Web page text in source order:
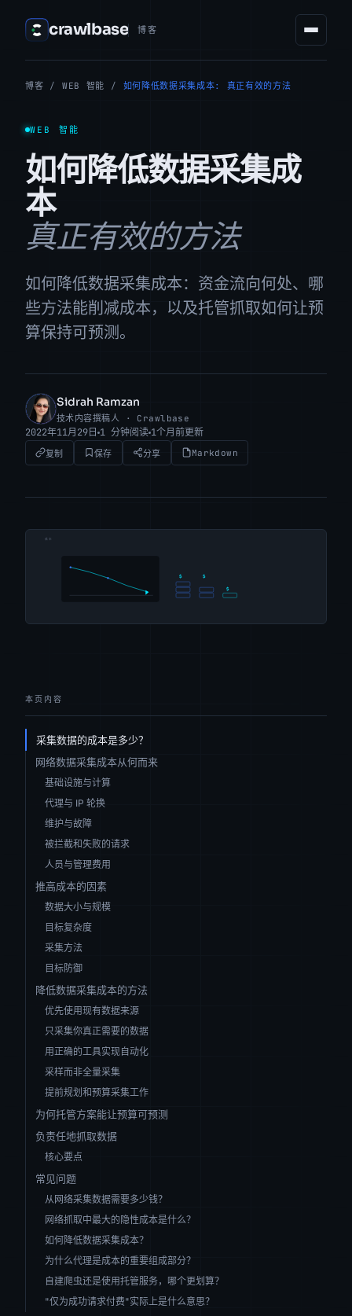
crawlbase 博客
博客 / WEB 智能 / 如何降低数据采集成本: 真正有效的方法
WEB 智能
如何降低数据采集成
本
真正有效的方法
如何降低数据采集成本：资金流向何处、哪
些方法能削减成本，以及托管抓取如何让预
算保持可预测。
SR
Sidrah Ramzan
技术内容撰稿人 · Crawlbase
2022年11月29日 1 分钟阅读 1个月前更新
复制 保存 分享 Markdown
本页内容
采集数据的成本是多少？
网络数据采集成本从何而来
基础设施与计算
代理与 IP 轮换
维护与故障
被拦截和失败的请求
人员与管理费用
推高成本的因素
数据大小与规模
目标复杂度
采集方法
目标防御
降低数据采集成本的方法
优先使用现有数据来源
只采集你真正需要的数据
用正确的工具实现自动化
采样而非全量采集
提前规划和预算采集工作
为何托管方案能让预算可预测
负责任地抓取数据
核心要点
常见问题
从网络采集数据需要多少钱？
网络抓取中最大的隐性成本是什么？
如何降低数据采集成本？
为什么代理是成本的重要组成部分？
自建爬虫还是使用托管服务，哪个更划算？
"仅为成功请求付费"实际上是什么意思？